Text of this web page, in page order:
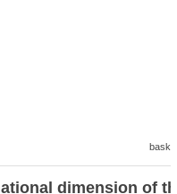
dimension of